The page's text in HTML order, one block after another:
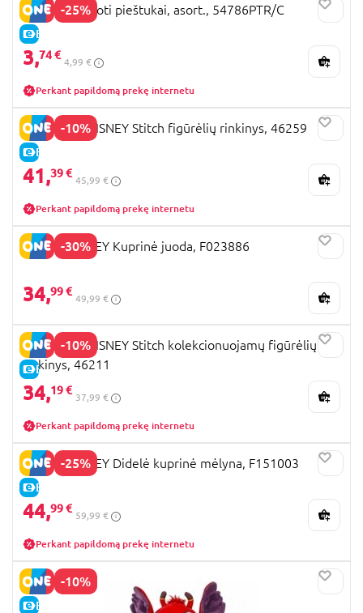
-25%
E-KAINA
STITCH spalvoti pieštukai, asort., 54786PTR/C
3,74 €
4,99 €
Perkant papildomą prekę internetu
-10%
E-KAINA
JUST PLAY DISNEY Stitch figūrėlių rinkinys, 46259
41,39 €
45,99 €
Perkant papildomą prekę internetu
-30%
STITCH DISNEY Kuprinė juoda, F023886
34,99 €
49,99 €
-10%
E-KAINA
JUST PLAY DISNEY Stitch kolekcionuojamų figūrėlių
rinkinys, 46211
34,19 €
37,99 €
Perkant papildomą prekę internetu
-25%
E-KAINA
STITCH DISNEY Didelė kuprinė mėlyna, F151003
44,99 €
59,99 €
Perkant papildomą prekę internetu
-10%
E-KAINA